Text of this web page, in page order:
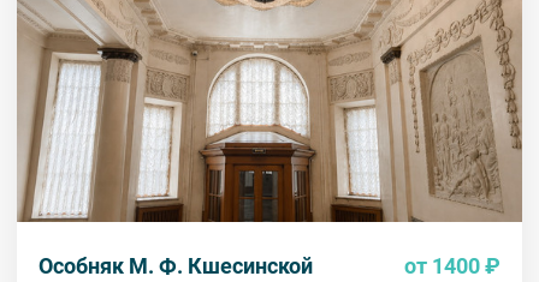
Особняк М. Ф. Кшесинской от 1400 ₽